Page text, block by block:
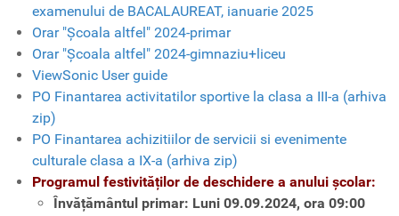
examenului de BACALAUREAT, ianuarie 2025
Orar "Școala altfel" 2024-primar
Orar "Școala altfel" 2024-gimnaziu+liceu
ViewSonic User guide
PO Finantarea activitatilor sportive la clasa a III-a (arhiva
zip)
PO Finantarea achizitiilor de servicii si evenimente
culturale clasa a IX-a (arhiva zip)
Programul festivităților de deschidere a anului școlar:
Învățământul primar: Luni 09.09.2024, ora 09:00